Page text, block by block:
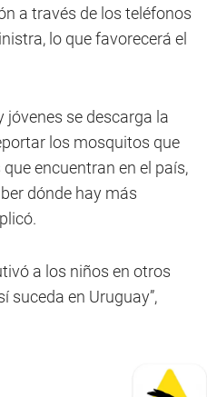
a través de los teléfonos
lo que favorecerá el
jóvenes se descarga la
los mosquitos que
encuentran en el país,
dónde hay más
a los niños en otros
suceda en Uruguay”,